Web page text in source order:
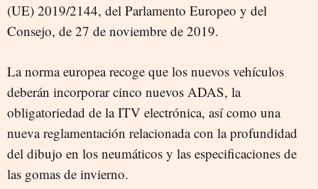
(UE) 2019/2144, del Parlamento Europeo y del
Consejo, de 27 de noviembre de 2019.
La norma europea recoge que los nuevos vehículos
deberán incorporar cinco nuevos ADAS, la
obligatoriedad de la ITV electrónica, así como una
nueva reglamentación relacionada con la profundidad
del dibujo en los neumáticos y las especificaciones de
las gomas de invierno.